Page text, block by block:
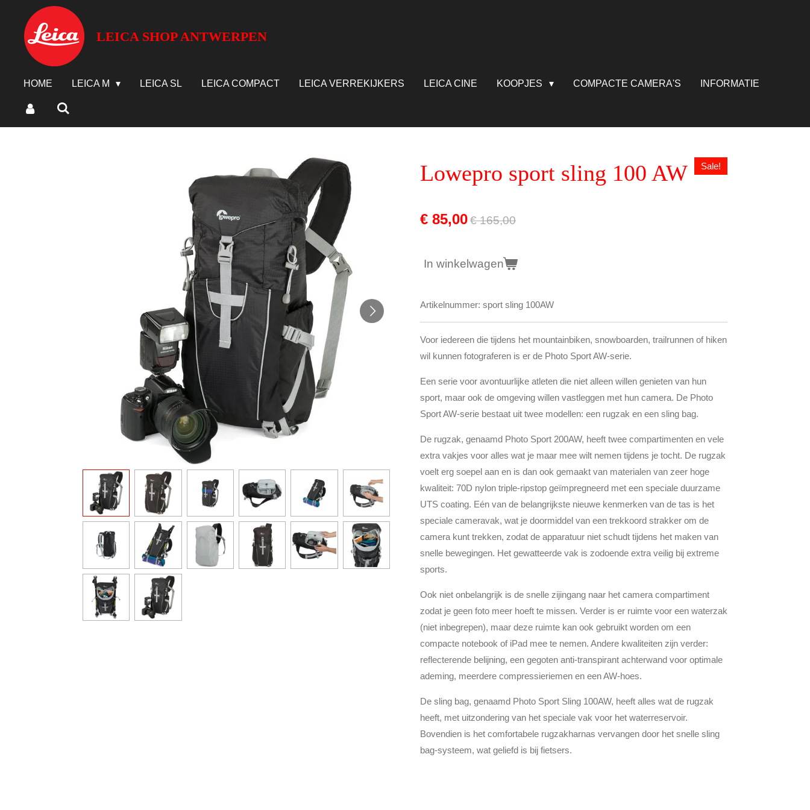
direct
hoofdinhoud
LEICA SHOP ANTWERPEN
HOME LEICA M LEICA SL LEICA COMPACT LEICA VERREKIJKERS LEICA CINE KOOPJES COMPACTE CAMERA'S INFORMATIE
Lowepro sport sling 100 AW Sale!
€ 85,00€ 165,00
In winkelwagen
Artikelnummer: sport sling 100AW
Voor iedereen die tijdens het mountainbiken, snowboarden, trailrunnen of hiken
wil kunnen fotograferen is er de Photo Sport AW-serie.
Een serie voor avontuurlijke atleten die niet alleen willen genieten van hun
sport, maar ook de omgeving willen vastleggen met hun camera. De Photo
Sport AW-serie bestaat uit twee modellen: een rugzak en een sling bag.
De rugzak, genaamd Photo Sport 200AW, heeft twee compartimenten en vele
extra vakjes voor alles wat je maar mee wilt nemen tijdens je tocht. De rugzak
voelt erg soepel aan en is dan ook gemaakt van materialen van zeer hoge
kwaliteit: 70D nylon triple-ripstop geïmpregneerd met een speciale duurzame
UTS coating. Eén van de belangrijkste nieuwe kenmerken van de tas is het
speciale cameravak, wat je doormiddel van een trekkoord strakker om de
camera kunt trekken, zodat de apparatuur niet schudt tijdens het maken van
snelle bewegingen. Het gewatteerde vak is zodoende extra veilig bij extreme
sports.
Ook niet onbelangrijk is de snelle zijingang naar het camera compartiment
zodat je geen foto meer hoeft te missen. Verder is er ruimte voor een waterzak
(niet inbegrepen), maar deze ruimte kan ook gebruikt worden om een
compacte notebook of iPad mee te nemen. Andere kwaliteiten zijn verder:
reflecterende belijning, een gegoten anti-transpirant achterwand voor optimale
ademing, meerdere compressieriemen en een AW-hoes.
De sling bag, genaamd Photo Sport Sling 100AW, heeft alles wat de rugzak
heeft, met uitzondering van het speciale vak voor het waterreservoir.
Bovendien is het comfortabele rugzakharnas vervangen door het snelle sling
bag-systeem, wat geliefd is bij fietsers.